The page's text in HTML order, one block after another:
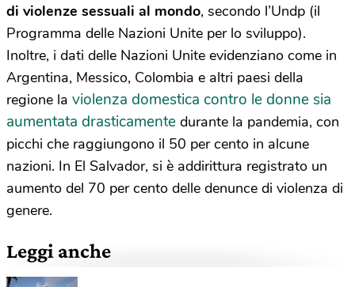
di violenze sessuali al mondo, secondo l’Undp (il
Programma delle Nazioni Unite per lo sviluppo).
Inoltre, i dati delle Nazioni Unite evidenziano come in
Argentina, Messico, Colombia e altri paesi della
regione la violenza domestica contro le donne sia
aumentata drasticamente durante la pandemia, con
picchi che raggiungono il 50 per cento in alcune
nazioni. In El Salvador, si è addirittura registrato un
aumento del 70 per cento delle denunce di violenza di
genere.
Leggi anche